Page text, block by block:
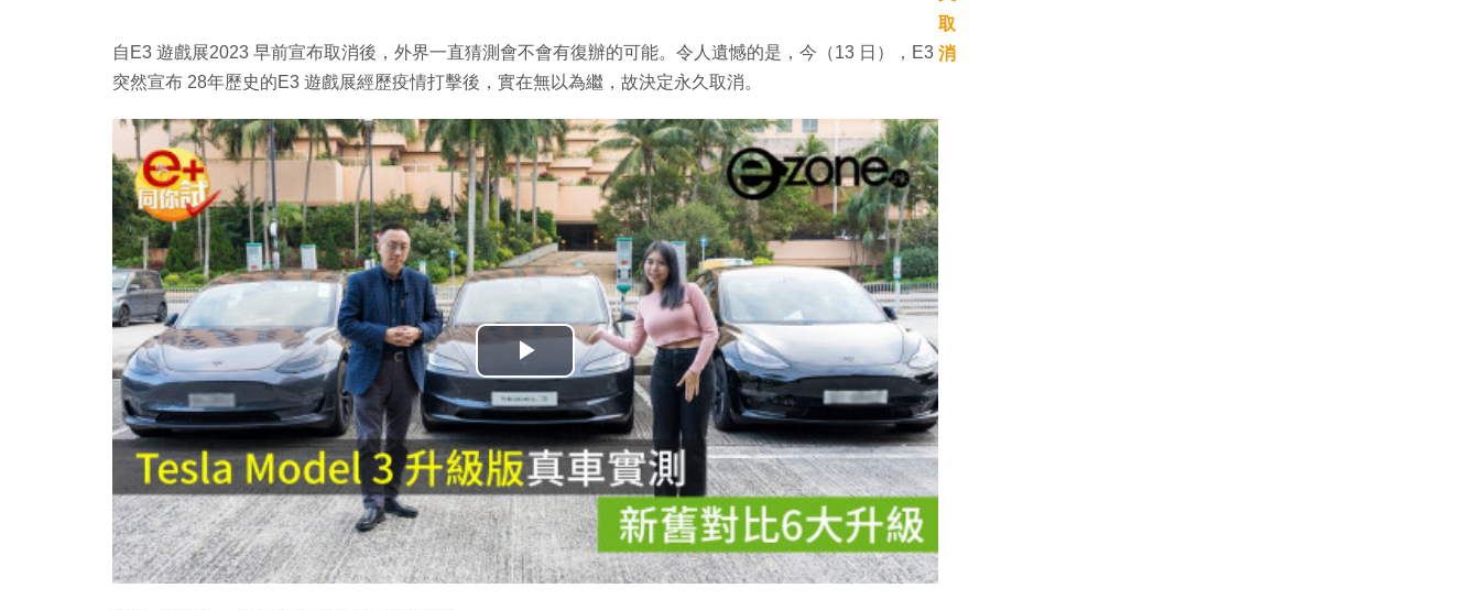
自E3 遊戲展2023 早前宣布取消後，外界一直猜測會不會有復辦的可能。令人遺憾的是，今（13 日），E3
突然宣布 28年歷史的E3 遊戲展經歷疫情打擊後，實在無以為繼，故決定永久取消。
播
放
影
片